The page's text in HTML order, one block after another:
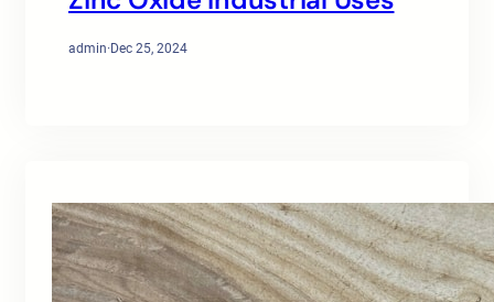
admin·Dec 25, 2024